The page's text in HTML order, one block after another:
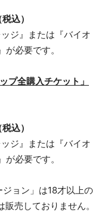
込）
ジ』または『バイオ
必要です。
プ全購入チケット」
込）
ジ』または『バイオ
必要です。
ョン」は18才以上の
売しておりません。